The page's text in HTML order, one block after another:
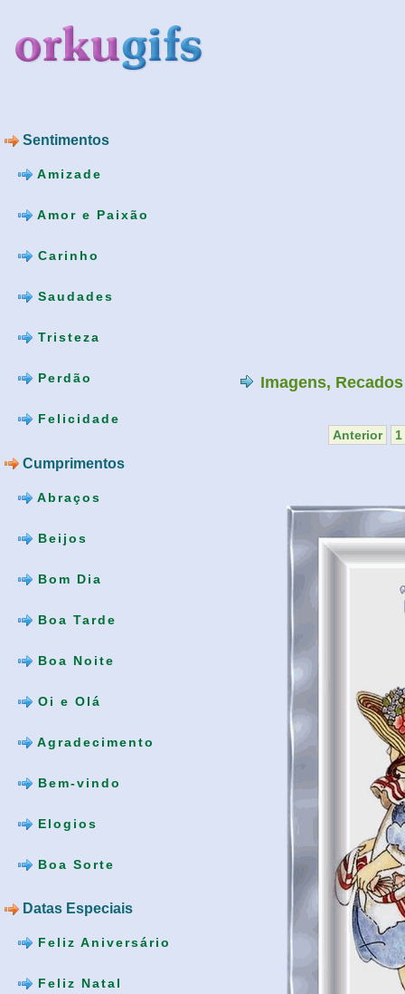
Sentimentos
Amizade
Amor e Paixão
Carinho
Saudades
Tristeza
Perdão
Felicidade
Cumprimentos
Abraços
Beijos
Bom Dia
Boa Tarde
Boa Noite
Oi e Olá
Agradecimento
Bem-vindo
Elogios
Boa Sorte
Datas Especiais
Feliz Aniversário
Feliz Natal
Imagens,
Anterior 1